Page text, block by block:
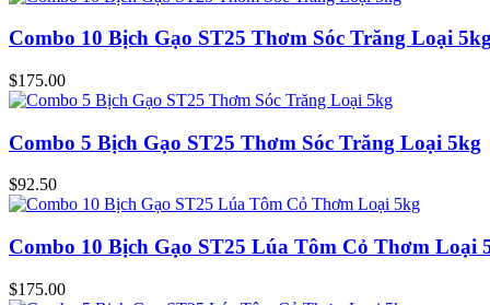
Combo 10 Bịch Gạo ST25 Thơm Sóc Trăng Loại
$175.00
Combo 5 Bịch Gạo ST25 Thơm Sóc Trăng Loại 5kg
$92.50
Combo 10 Bịch Gạo ST25 Lúa Tôm Cỏ Thơm Loại
$175.00